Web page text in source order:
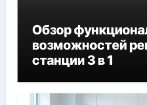
Обзор
возможностей
станции 3 в 1